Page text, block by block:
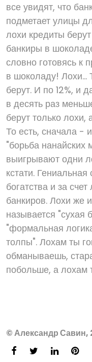
все увидят, что
подметает улицы
лохи кредиты
банкиры в
словно готовясь
в шоколаду! Лохи...
берут. И по 12%, и
в десять раз
берут только
То есть, сначала -
"борьба нанайских
выигрывают одни
кстати.
богатства и за
банкиров. Лохи же
называется "сухая
"формальная
толпы". Лохам ты
обманываешь,
побольше, а лохам
© Александр Савин,